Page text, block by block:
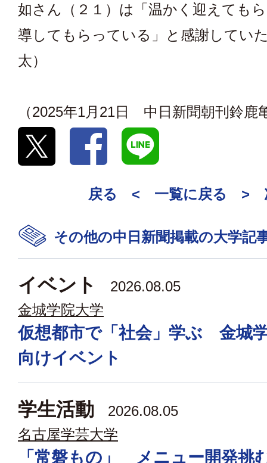
如さん（２１）は「温かく迎えても
導してもらっている」と感謝してい
太）
（2025年1月21日 中日新聞朝刊鈴鹿
戻る < 一覧に戻る >
その他の中日新聞掲載の大学記
イベント
2026.08.05
金城学院大学
仮想都市で「社会」学ぶ 金城
向けイベント
学生活動
2026.08.05
名古屋学芸大学
「常磐もの」 メニュー開発